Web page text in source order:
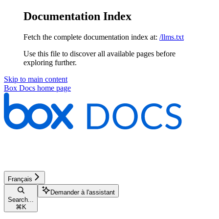
Documentation Index
Fetch the complete documentation index at: /llms.txt
Use this file to discover all available pages before
exploring further.
Skip to main content
Box Docs home page
Français
Search...
⌘ K
Demander à l'assistant